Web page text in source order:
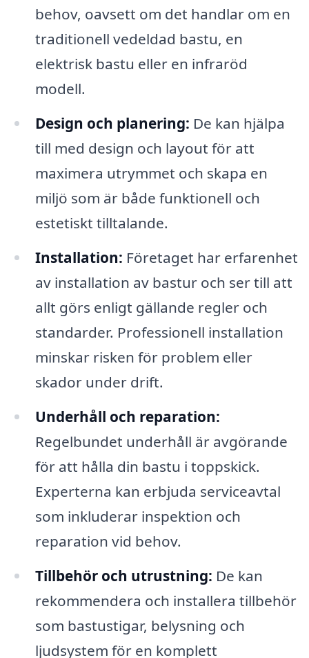
behov, oavsett om det handlar om en
traditionell vedeldad bastu, en
elektrisk bastu eller en infraröd
modell.
Design och planering: De kan hjälpa
till med design och layout för att
maximera utrymmet och skapa en
miljö som är både funktionell och
estetiskt tilltalande.
Installation: Företaget har erfarenhet
av installation av bastur och ser till att
allt görs enligt gällande regler och
standarder. Professionell installation
minskar risken för problem eller
skador under drift.
Underhåll och reparation:
Regelbundet underhåll är avgörande
för att hålla din bastu i toppskick.
Experterna kan erbjuda serviceavtal
som inkluderar inspektion och
reparation vid behov.
Tillbehör och utrustning: De kan
rekommendera och installera tillbehör
som bastustigar, belysning och
ljudsystem för en komplett